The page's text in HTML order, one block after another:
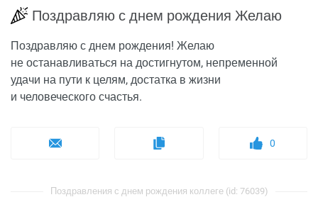
Поздравляю с днем рождения Желаю
Поздравляю с днем рождения! Желаю
не останавливаться на достигнутом, непременной
удачи на пути к целям, достатка в жизни
и человеческого счастья.
0
Поздравления с днем рождения коллеге (id: 76039)